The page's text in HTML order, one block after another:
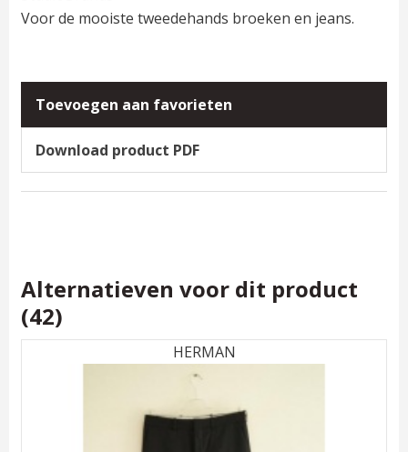
Voor de mooiste tweedehands broeken en jeans.
Toevoegen aan favorieten
Download product PDF
Alternatieven voor dit product
(42)
HERMAN